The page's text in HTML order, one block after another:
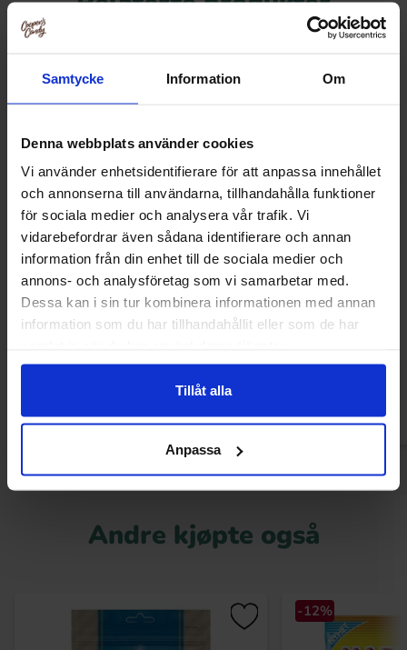
Samtycke Information Om
Denna webbplats använder cookies
Vi använder enhetsidentifierare för att anpassa innehållet
och annonserna till användarna, tillhandahålla funktioner
för sociala medier och analysera vår trafik. Vi
vidarebefordrar även sådana identifierare och annan
information från din enhet till de sociala medier och
annons- och analysföretag som vi samarbetar med.
Dessa kan i sin tur kombinera informationen med annan
information som du har tillhandahållit eller som de har
Tillåt alla
Anpassa
Milky Way Twin 43g OLW Smash
Andre kjøpte også
-12%